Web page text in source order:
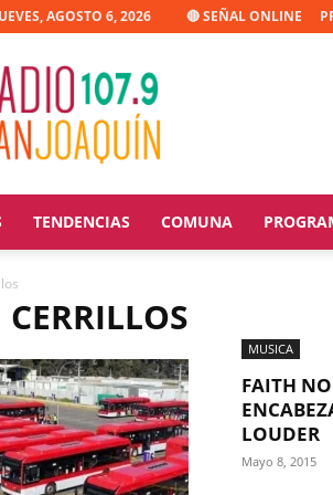
AGOSTO 6, 2026 🔴 SEÑAL ONLINE
Radio
Joaquín
TENDENCIAS COMUNA
MUSICA
FAITH
LOUDER
Mayo 8, 2015